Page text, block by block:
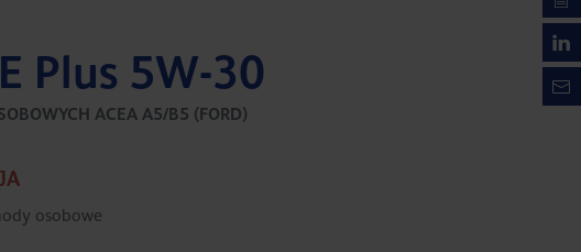
Plus 5W-30
ACEA A5/B5 (FORD)
osobowe